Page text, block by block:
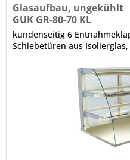
Glasaufbau, ungekühlt
GUK GR-80-70 KL
kundenseitig 6
Schiebetüren aus